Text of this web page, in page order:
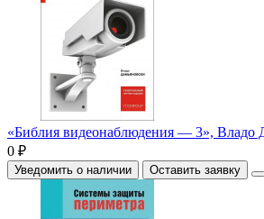
«Библия видеонаблюдения — 3», Владо
0 ₽
Уведомить о наличии Оставить заявку